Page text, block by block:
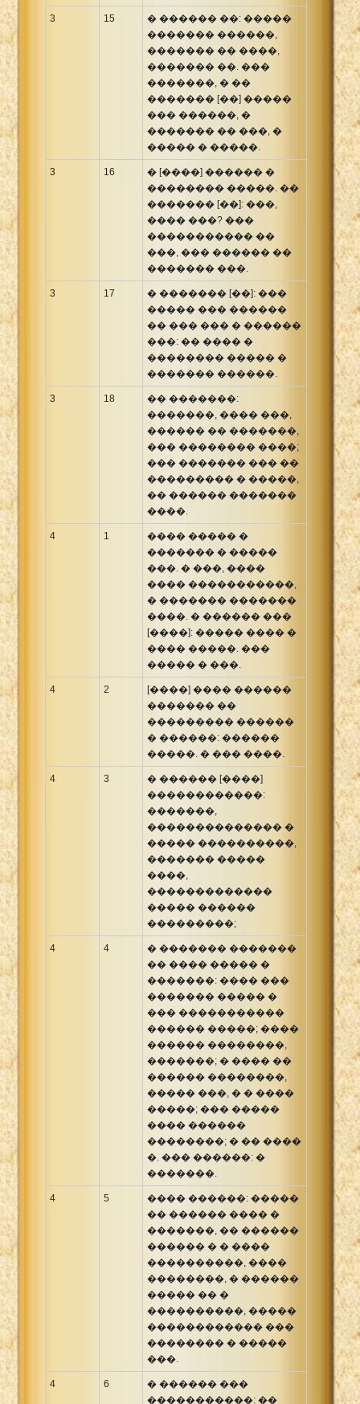
3 15
� ������ ��: �����
������� ������,
������� �� ����,
������� ��. ���
�������, � ��
������� [��] �����
��� ������, �
������� �� ���, �
����� � �����.
3 16
� [����] ������ �
�������� �����. ��
������� [��]: ���,
���� ���? ���
����������� ��
���, ��� ������ ��
������� ���.
3 17
� ������� [��]: ���
����� ��� ������
�� ��� ��� � ������
���: �� ���� �
�������� ����� �
������� ������.
3 18
�� �������:
�������, ���� ���,
������ �� �������,
��� �������� ����;
��� ������� ��� ��
��������� � �����,
�� ������ �������
����.
4 1
���� ����� �
������� � �����
���. � ���, ����
���� �����������,
� ������� �������
����. � ������ ���
[����]: ����� ���� �
���� �����. ���
����� � ���.
4 2
[����] ���� ������
������� ��
��������� ������
� ������: ������
�����. � ��� ����.
4 3
� ������ [����]
������������:
�������,
�������������� �
����� ����������,
������� �����
����,
�������������
����� ������
���������;
4 4
� ������� �������
�� ���� ����� �
�������: ���� ���
������� ����� �
��� �����������
������ �����; ����
������ ��������,
�������; � ���� ��
������ ��������,
����� ���, � � ����
�����; ��� �����
���� ������
��������; � �� ����
�. ��� ������: �
�������.
4 5
���� ������: �����
�� ������ ���� �
�������, �� ������
������ � � ����
����������, ����
��������, � ������
����� �� �
����������, �����
������������ ���
�������� � �����
���.
4 6
� ������ ���
�����������: ��